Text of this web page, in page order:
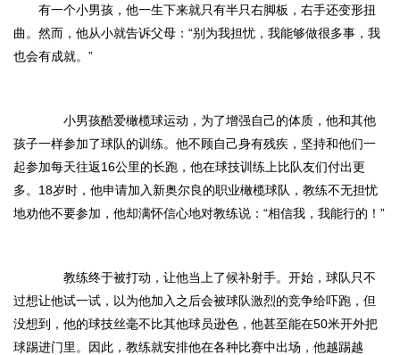
有一个小男孩，他一生下来就只有半只右脚板，右手还变形扭
曲。然而，他从小就告诉父母：“别为我担忧，我能够做很多事，我
也会有成就。”
小男孩酷爱橄榄球运动，为了增强自己的体质，他和其他
孩子一样参加了球队的训练。他不顾自己身有残疾，坚持和他们一
起参加每天往返16公里的长跑，他在球技训练上比队友们付出更
多。18岁时，他申请加入新奥尔良的职业橄榄球队，教练不无担忧
地劝他不要参加，他却满怀信心地对教练说：“相信我，我能行的！”
教练终于被打动，让他当上了候补射手。开始，球队只不
过想让他试一试，以为他加入之后会被球队激烈的竞争给吓跑，但
没想到，他的球技丝毫不比其他球员逊色，他甚至能在50米开外把
球踢进门里。因此，教练就安排他在各种比赛中出场，他越踢越